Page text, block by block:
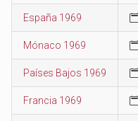
España 1969
Mónaco 1969
Países Bajos 1969
Francia 1969